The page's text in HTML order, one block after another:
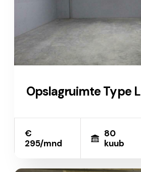
Opslagruimte Type L
€
295/mnd
80
kuub